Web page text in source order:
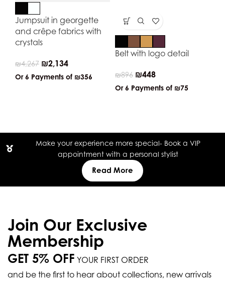
Jumpsuit in georgette
and crêpe fabrics with
crystals
₪4,267 ₪2,134
Or 6 Payments of ₪356
Belt with logo detail
₪896 ₪448
Or 6 Payments of ₪75
Make your experience more special- Book a VIP
appointment with a personal stylist
Read More
Join Our Exclusive
Membership
GET 5% OFF YOUR FIRST ORDER
and be the first to hear about collections, new arrivals